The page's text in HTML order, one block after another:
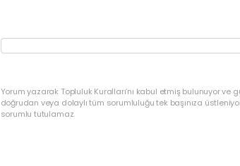
Yorum yazarak Topluluk Kuralları’nı kabul etmiş bulunuyor
doğrudan veya dolaylı tüm sorumluluğu tek başınıza
sorumlu tutulamaz.